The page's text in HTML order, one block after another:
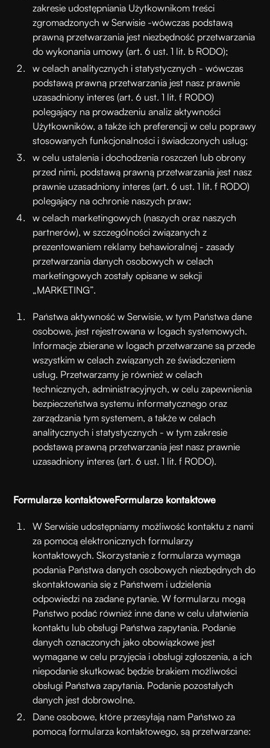
zakresie udostępniania Użytkownikom treści
zgromadzonych w Serwisie -wówczas podstawą
prawną przetwarzania jest niezbędność przetwarzania
do wykonania umowy (art. 6 ust. 1 lit. b RODO);
w celach analitycznych i statystycznych - wówczas
podstawą prawną przetwarzania jest nasz prawnie
uzasadniony interes (art. 6 ust. 1 lit. f RODO)
polegający na prowadzeniu analiz aktywności
Użytkowników, a także ich preferencji w celu poprawy
stosowanych funkcjonalności i świadczonych usług;
w celu ustalenia i dochodzenia roszczeń lub obrony
przed nimi, podstawą prawną przetwarzania jest nasz
prawnie uzasadniony interes (art. 6 ust. 1 lit. f RODO)
polegający na ochronie naszych praw;
w celach marketingowych (naszych oraz naszych
partnerów), w szczególności związanych z
prezentowaniem reklamy behawioralnej - zasady
przetwarzania danych osobowych w celach
marketingowych zostały opisane w sekcji
„MARKETING”.
Państwa aktywność w Serwisie, w tym Państwa dane
osobowe, jest rejestrowana w logach systemowych.
Informacje zbierane w logach przetwarzane są przede
wszystkim w celach związanych ze świadczeniem
usług. Przetwarzamy je również w celach
technicznych, administracyjnych, w celu zapewnienia
bezpieczeństwa systemu informatycznego oraz
zarządzania tym systemem, a także w celach
analitycznych i statystycznych - w tym zakresie
podstawą prawną przetwarzania jest nasz prawnie
uzasadniony interes (art. 6 ust. 1 lit. f RODO).
Formularze kontaktoweFormularze kontaktowe
W Serwisie udostępniamy możliwość kontaktu z nami
za pomocą elektronicznych formularzy
kontaktowych. Skorzystanie z formularza wymaga
podania Państwa danych osobowych niezbędnych do
skontaktowania się z Państwem i udzielenia
odpowiedzi na zadane pytanie. W formularzu mogą
Państwo podać również inne dane w celu ułatwienia
kontaktu lub obsługi Państwa zapytania. Podanie
danych oznaczonych jako obowiązkowe jest
wymagane w celu przyjęcia i obsługi zgłoszenia, a ich
niepodanie skutkować będzie brakiem możliwości
obsługi Państwa zapytania. Podanie pozostałych
danych jest dobrowolne.
Dane osobowe, które przesyłają nam Państwo za
pomocą formularza kontaktowego, są przetwarzane: